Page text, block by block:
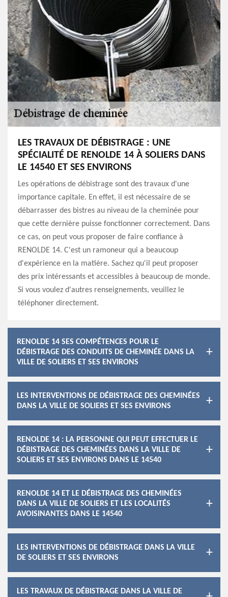
LES TRAVAUX DE DÉBISTRAGE : UNE
SPÉCIALITÉ DE RENOLDE 14 À SOLIERS DANS
LE 14540 ET SES ENVIRONS
Les opérations de débistrage sont des travaux d'une
importance capitale. En effet, il est nécessaire de se
débarrasser des bistres au niveau de la cheminée pour
que cette dernière puisse fonctionner correctement. Dans
ce cas, on peut vous proposer de faire confiance à
RENOLDE 14. C'est un ramoneur qui a beaucoup
d'expérience en la matière. Sachez qu'il peut proposer
des prix intéressants et accessibles à beaucoup de monde.
Si vous voulez d'autres renseignements, veuillez le
téléphoner directement.
RENOLDE 14 SES COMPÉTENCES POUR LE
DÉBISTRAGE DES CONDUITS DE CHEMINÉE DANS LA
VILLE DE SOLIERS ET SES ENVIRONS
LES INTERVENTIONS DE DÉBISTRAGE DES CHEMINÉES
DANS LA VILLE DE SOLIERS ET SES ENVIRONS
RENOLDE 14 : LA PERSONNE QUI PEUT EFFECTUER LE
DÉBISTRAGE DES CHEMINÉES DANS LA VILLE DE
SOLIERS ET SES ENVIRONS DANS LE 14540
RENOLDE 14 ET LE DÉBISTRAGE DES CHEMINÉES
DANS LA VILLE DE SOLIERS ET LES LOCALITÉS
AVOISINANTES DANS LE 14540
LES INTERVENTIONS DE DÉBISTRAGE DANS LA VILLE
DE SOLIERS ET SES ENVIRONS
LES TRAVAUX DE DÉBISTRAGE DANS LA VILLE DE